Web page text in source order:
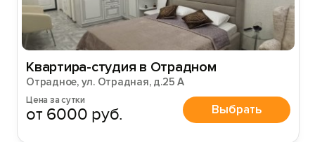
Квартира-студия в Отрадном
Отрадное, ул. Отрадная, д.25 А
Цена за сутки
от 6000 руб. Выбрать